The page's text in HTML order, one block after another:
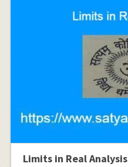
Limits in Real Analysis